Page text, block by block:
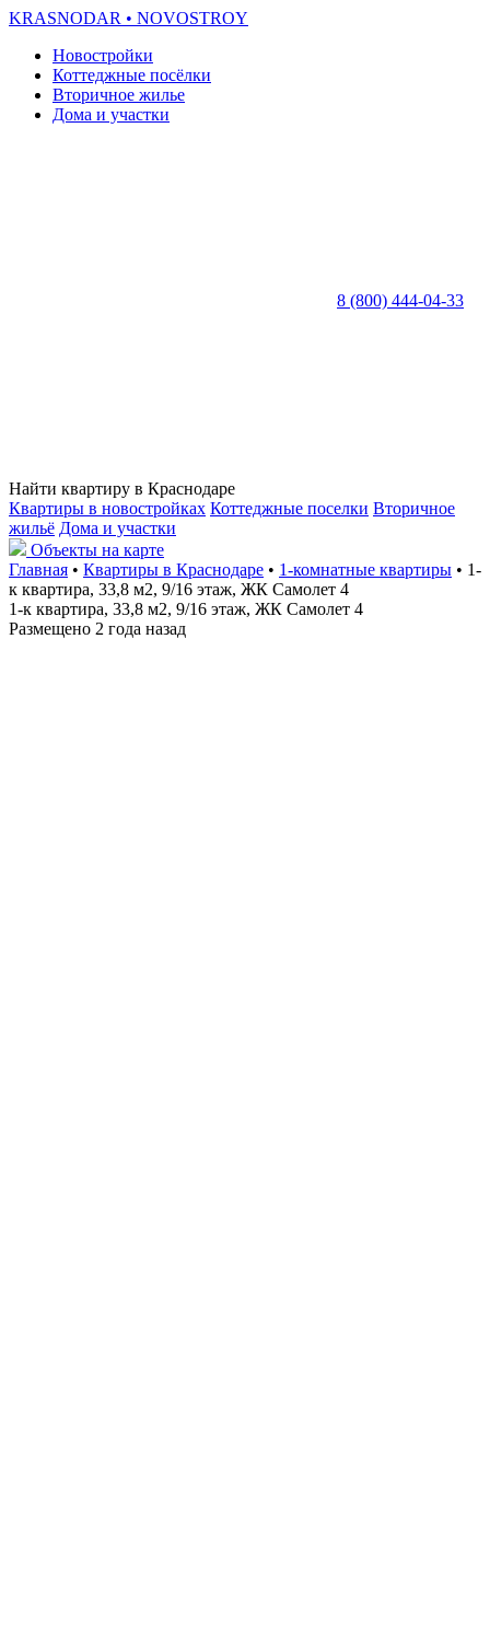
KRASNODAR • NOVOSTROY
Новостройки
Коттеджные посёлки
Вторичное жилье
Дома и участки
8 (800) 444-04-33
Найти квартиру в Краснодаре
Квартиры в новостройках Коттеджные поселки Вторичное
жильё Дома и участки
Объекты на карте
Главная • Квартиры в Краснодаре • 1-комнатные квартиры • 1-
к квартира, 33,8 м2, 9/16 этаж, ЖК Самолет 4
1-к квартира, 33,8 м2, 9/16 этаж, ЖК Самолет 4
Размещено 2 года назад